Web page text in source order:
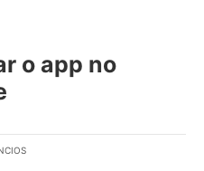
o app no